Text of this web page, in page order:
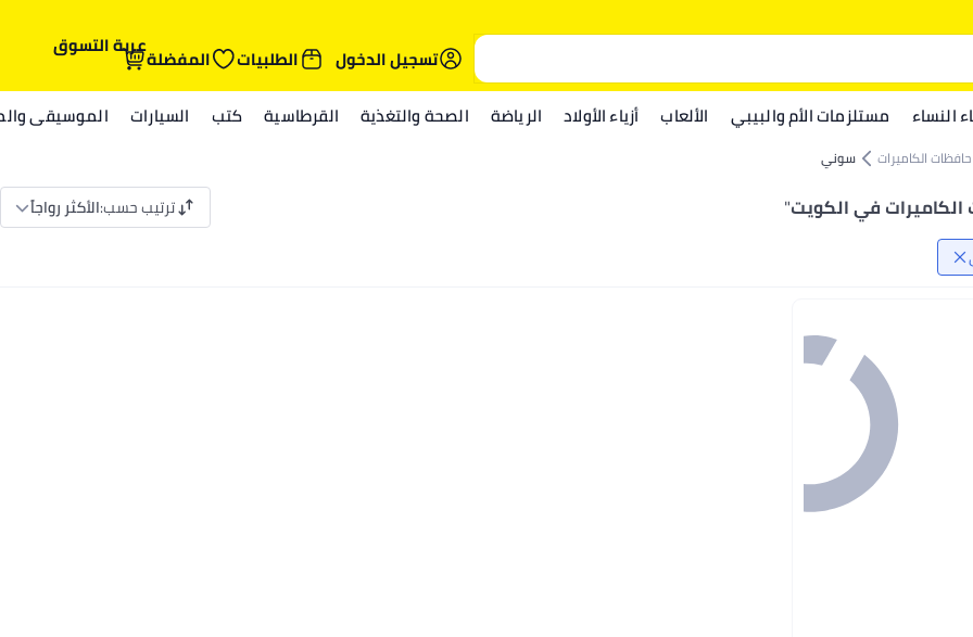
تسجيل الدخول
الطلبيات المفضلةعربة التسوق
النساء مستلزمات الأم والبيبي الألعاب أزياء الأولاد الرياضة الصحة والتغذية القرطاسية كتب السيارات الموسيقى
حافظات الكاميرات سوني
في الكويت" ترتيب حسب:الأكثر رواجاً